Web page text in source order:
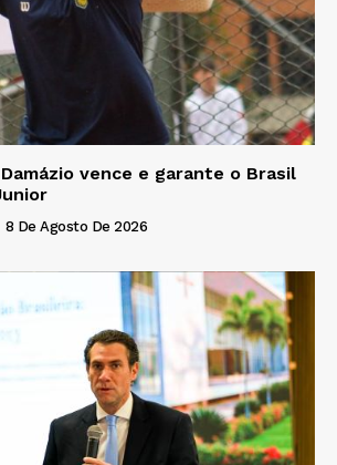
vence e garante o Brasil
8 De Agosto De 2026